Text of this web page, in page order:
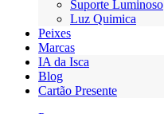
Suporte Luminoso
Luz Quimica
Peixes
Marcas
IA da Isca
Blog
Cartão Presente